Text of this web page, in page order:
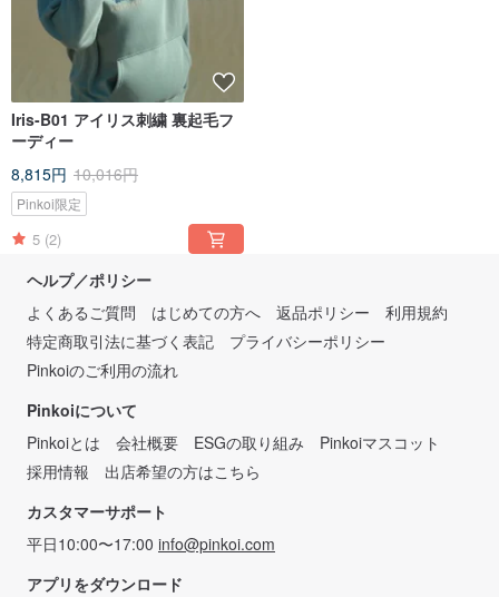
Iris-B01 アイリス刺繍 裏起毛フ
ーディー
8,815円 10,016円
Pinkoi限定
5 (2)
ヘルプ／ポリシー
よくあるご質問
はじめての方へ 返品ポリシー
利用規約
特定商取引法に基づく表記
プライバシーポリシー
Pinkoiのご利用の流れ
Pinkoiについて
Pinkoiとは
会社概要 ESGの取り組み
Pinkoiマスコット
採用情報
出店希望の方はこちら
カスタマーサポート
平日10:00〜17:00 info@pinkoi.com
アプリをダウンロード